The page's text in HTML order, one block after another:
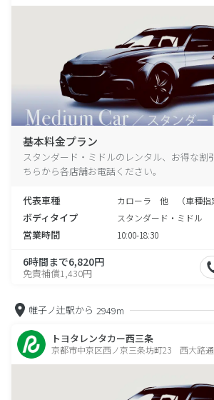
基本料金プラン
スタンダード・ミドルのレンタル、お得な割
ちらから各店舗お電話ください。
代表車種 カローラ 他 （車種指
ボディタイプ スタンダード・ミドル
営業時間 10:00-18:30
6時間まで6,820円
免責補償1,430円
帷子ノ辻駅から 2949m
トヨタレンタカー西三条
京都市中京区西ノ京三条坊町23 西大路